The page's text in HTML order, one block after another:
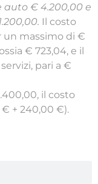
auto € 4.200,00 e
Il costo
un massimo di €
€ 723,04, e il
pari a €
il costo
+ 240,00 €).